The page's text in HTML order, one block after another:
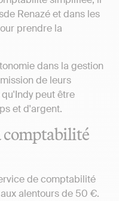
Renazé et dans les
prendre la
dans la gestion
de leurs
peut être
et d'argent.
comptabilité
de comptabilité
alentours de 50 €.